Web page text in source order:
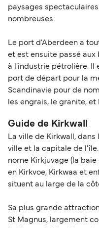
paysages
nombreuses.
Le port d'Aberdeen a
et est ensuite passé aux
à l'industrie pétrolière. Il
port de départ pour la
Scandinavie pour de
les engrais, le granite,
Guide de Kirkwall
La ville de Kirkwall,
ville et la capitale de
norne Kirkjuvage (la
en Kirkvoe, Kirkwaa et
situent au large de la
Sa plus grande
St Magnus, largement